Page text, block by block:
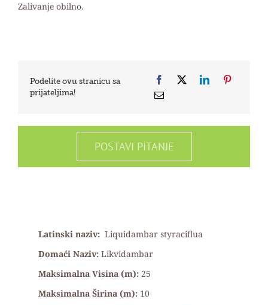
Zalivanje obilno.
Podelite ovu stranicu sa
prijateljima!
POSTAVI PITANJE
Latinski naziv: Liquidambar styraciflua
Domaći Naziv: Likvidambar
Maksimalna Visina (m): 25
Maksimalna Širina (m): 10